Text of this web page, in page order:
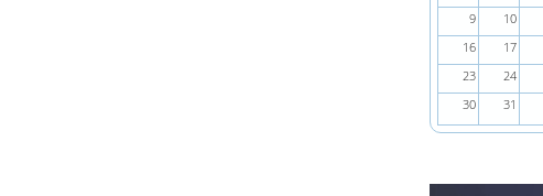
9
10
16
17
23
24
30
31